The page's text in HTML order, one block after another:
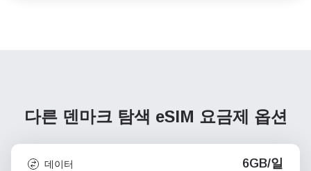
다른 덴마크 탐색 eSIM 요금제 옵션
데이터 6GB/일